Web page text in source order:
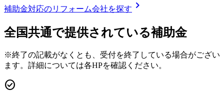
補助金対応のリフォーム会社を探す chevron_right
全国共通で提供されている補助金
※終了の記載がなくとも、受付を終了している場合がござい
ます。詳細については各HPを確認ください。
check_circle